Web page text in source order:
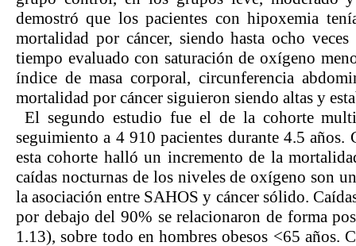
demostró que los pacientes con hipoxemia
mortalidad por cáncer, siendo hasta ocho
tiempo evaluado con saturación de oxígeno
índice de masa corporal, circunferencia
mortalidad por cáncer siguieron siendo altas y
El segundo estudio fue el de la cohorte
seguimiento a 4 910 pacientes durante 4.5 años.
esta cohorte halló un incremento de la
caídas nocturnas de los niveles de oxígeno son
la asociación entre SAHOS y cáncer sólido.
por debajo del 90% se relacionaron de forma
1.13), sobre todo en hombres obesos <65